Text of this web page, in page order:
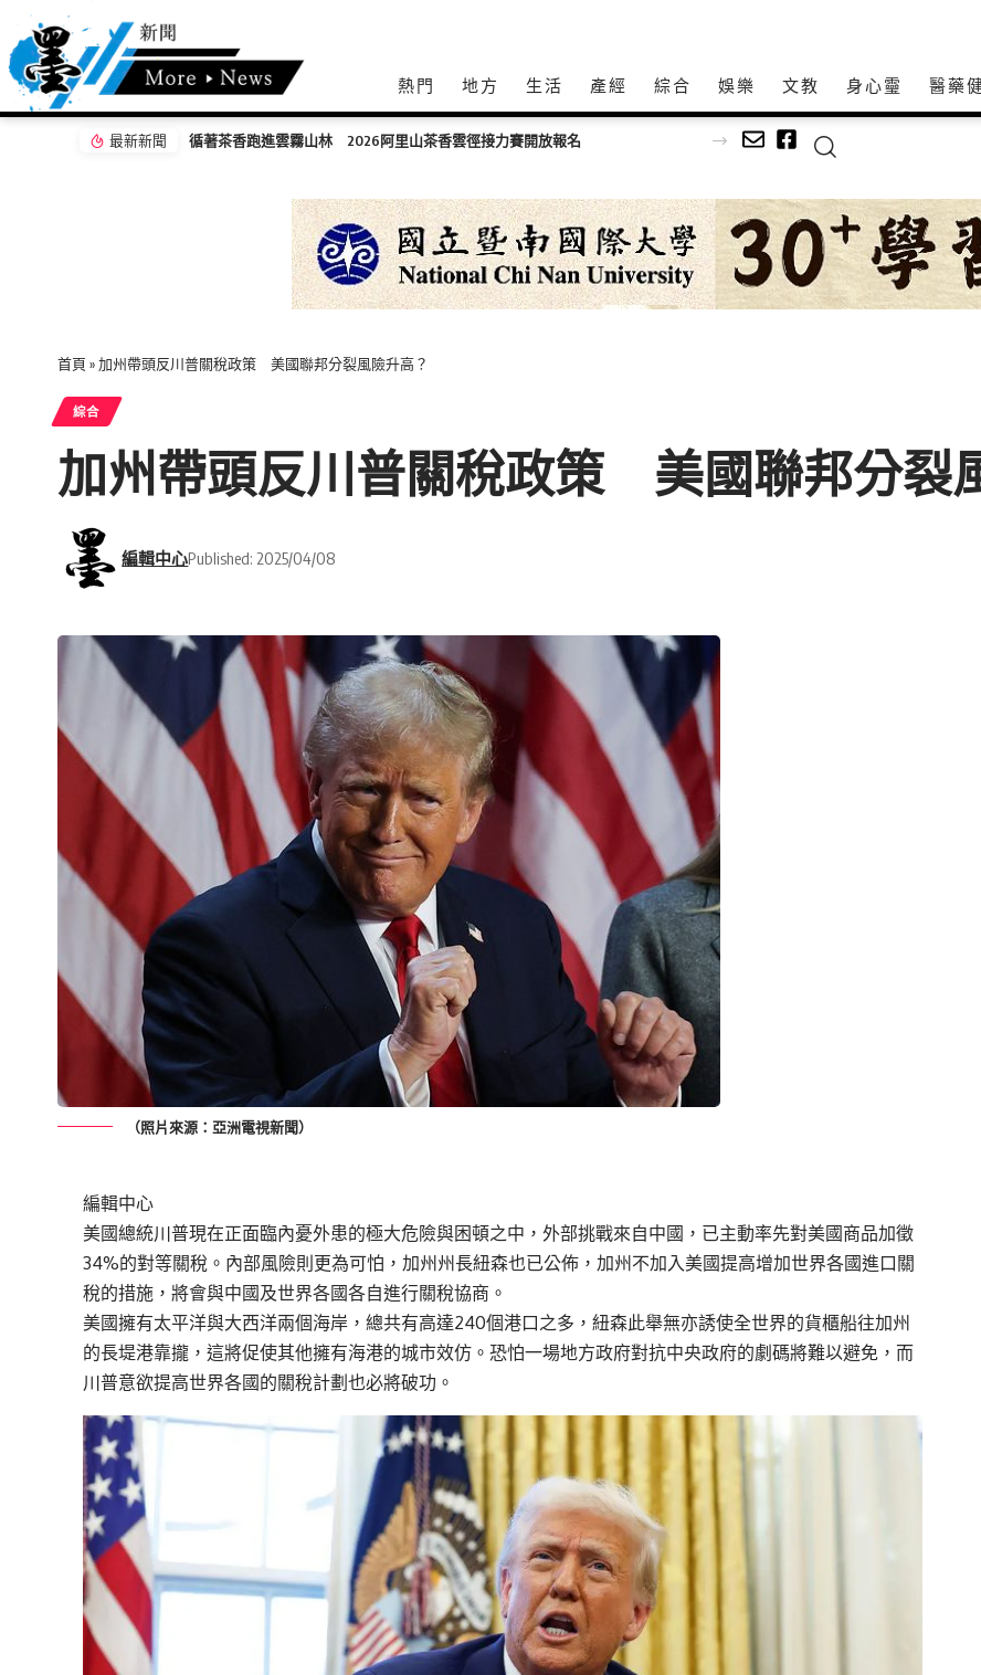
熱門 地方 生活 產經 綜合 娛樂 文教 身心𩆜 醫藥
最新新聞 業者自主通報苦茶油檢驗異常 嘉義縣衛生局迅速啟動查核回收機制
首頁 »加州帶頭反川普關稅政策 美國聯邦分裂風險升高？
綜合
加州帶頭反川普關稅政策 美國聯邦分裂
編輯中心Published: 2025/04/08
（照片來源：亞洲電視新聞）
編輯中心
美國總統川普現在正面臨內憂外患的極大危險與困頓之中，外部挑戰來自中國，已主動率先對美國商品加徵
34%的對等關稅。內部風險則更為可怕，加州州長紐森也已公佈，加州不加入美國提高增加世界各國進口關
稅的措施，將會與中國及世界各國各自進行關稅協商。
美國擁有太平洋與大西洋兩個海岸，總共有高達240個港口之多，紐森此舉無亦誘使全世界的貨櫃船往加州
的長堤港靠攏，這將促使其他擁有海港的城市效仿。恐怕一場地方政府對抗中央政府的劇碼將難以避免，而
川普意欲提高世界各國的關稅計劃也必將破功。